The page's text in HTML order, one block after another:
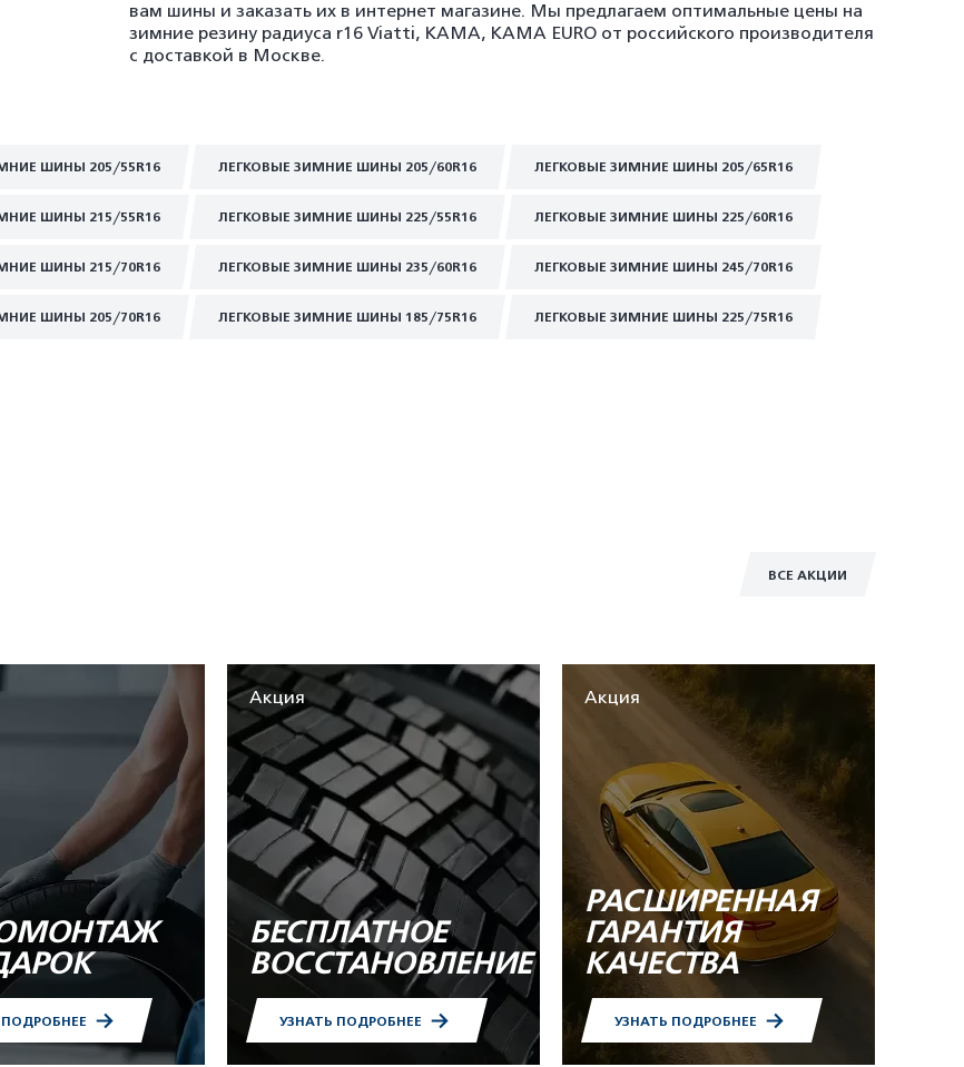
вам шины и заказать их в интернет магазине. Мы предлагаем оптимальные цены на
зимние резину радиуса r16 Viatti, KAMA, KAMA EURO от российского производителя
с доставкой в Москве.
ШИНЫ 205/55R16 ЛЕГКОВЫЕ ЗИМНИЕ ШИНЫ 205/60R16 ЛЕГКОВЫЕ ЗИМНИЕ ШИНЫ 205/65R16
ШИНЫ 215/55R16 ЛЕГКОВЫЕ ЗИМНИЕ ШИНЫ 225/55R16 ЛЕГКОВЫЕ ЗИМНИЕ ШИНЫ 225/60R16
ШИНЫ 215/70R16 ЛЕГКОВЫЕ ЗИМНИЕ ШИНЫ 235/60R16 ЛЕГКОВЫЕ ЗИМНИЕ ШИНЫ 245/70R16
ШИНЫ 205/70R16 ЛЕГКОВЫЕ ЗИМНИЕ ШИНЫ 185/75R16 ЛЕГКОВЫЕ ЗИМНИЕ ШИНЫ 225/75R16
ВСЕ АКЦИИ
ПОДРОБНЕЕ
Акция
БЕСПЛАТНОЕ
ВОССТАНОВЛЕНИЕ
УЗНАТЬ ПОДРОБНЕЕ
Акция
РАСШИРЕННАЯ
ГАРАНТИЯ
КАЧЕСТВА
УЗНАТЬ ПОДРОБНЕЕ